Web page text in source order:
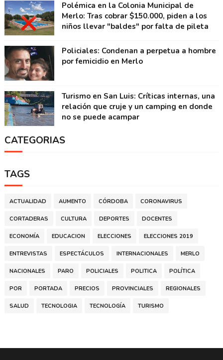
Polémica en la Colonia Municipal de
Merlo: Tras cobrar $150.000, piden a los
niños llevar "baldes" por falta de pileta
Policiales: Condenan a perpetua a hombre
por femicidio en Merlo
Turismo en San Luis: Críticas internas, una
relación que cruje y un camping en donde
no se puede acampar
CATEGORIAS
TAGS
ACTUALIDAD AUMENTO CÓRDOBA CORONAVIRUS
CORTADERAS CULTURA DEPORTES DOCENTES
ECONOMÍA EDUCACION ELECCIONES ELECCIONES 2019
ENTREVISTAS ESPECTÁCULOS INTERNACIONALES MERLO
NACIONALES PARO POLICIALES POLITICA POLÍTICA
POR PORTADA PRECIOS PROVINCIALES REGIONALES
SALUD TECNOLOGIA TECNOLOGÍA TURISMO